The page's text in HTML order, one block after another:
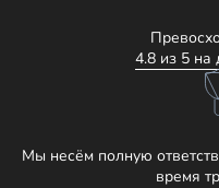
4.8 из 5 на
Мы несём полную
время